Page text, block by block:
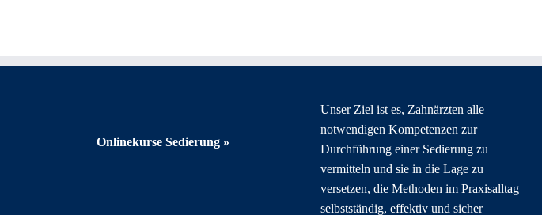
Onlinekurse Sedierung »
Unser Ziel ist es, Zahnärzten alle
notwendigen Kompetenzen zur
Durchführung einer Sedierung zu
vermitteln und sie in die Lage zu
versetzen, die Methoden im Praxisalltag
selbstständig, effektiv und sicher